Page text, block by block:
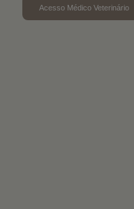
Acesso Médico Veterinário